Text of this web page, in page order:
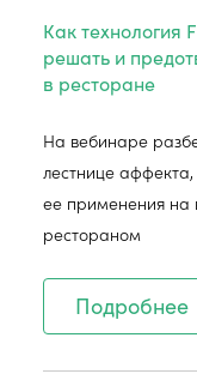
Как технология
решать и
в ресторане
На вебинаре
лестнице аффекта,
ее применения на
рестораном
Подробнее